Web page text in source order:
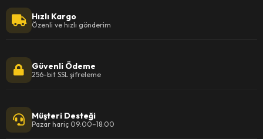
Hızlı Kargo
Özenli ve hızlı gönderim
Güvenli Ödeme
256-bit SSL şifreleme
Müşteri Desteği
Pazar hariç 09:00–18:00